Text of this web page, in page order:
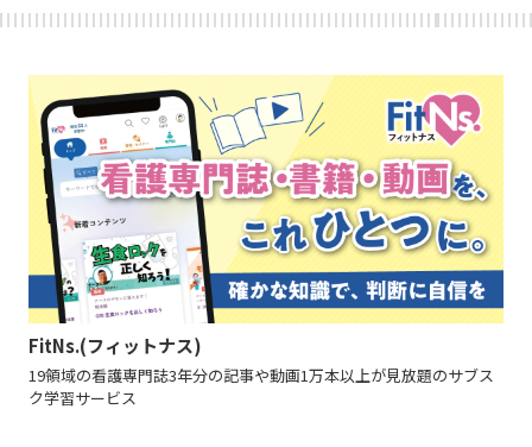
FitNs.(フィットナス)
19領域の看護専門誌3年分の記事や動画1万本以上が見放題のサブス
ク学習サービス